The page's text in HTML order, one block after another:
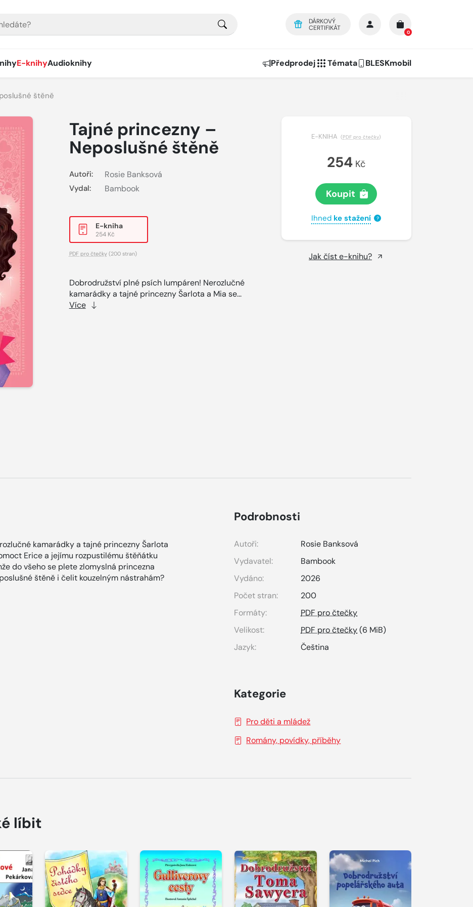
DÁRKOVÝ
CERTIFIKÁT
0
E-knihyAudioknihy Předprodej Témata BLESKmobil
štěně
Tajné princezny –
Neposlušné štěně
Autoři: Rosie Banksová
Vydal: Bambook
E-kniha
254 Kč
PDF pro čtečky(200 stran)
Dobrodružství plné psích lumpáren! Nerozlučné
kamarádky a tajné princezny Šarlota a Mia se...
Více
E-KNIHA (PDF pro čtečky)
254 Kč
Koupit
Ihned ke stažení ?
Jak číst e-knihu?
kamarádky a tajné princezny Šarlota
Erice a jejímu rozpustilému štěňátku
do všeho se plete zlomyslná princezna
štěně i čelit kouzelným nástrahám?
Podrobnosti
Autoři:
Rosie Banksová
Vydavatel:
Bambook
Vydáno:
2026
Počet stran:
200
Formáty:
PDF pro čtečky
Velikost:
PDF pro čtečky(6 MiB)
Jazyk:
Čeština
Kategorie
Pro děti a mládež
Romány, povídky, příběhy
líbit